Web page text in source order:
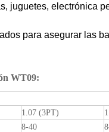
juguetes, electrónica
para asegurar las
WT09:
1.07 (3PT)
8-40